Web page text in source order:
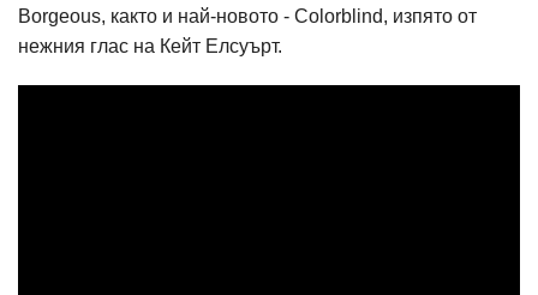
Borgeous, както и най-новото - Colorblind, изпято от
нежния глас на Кейт Елсуърт.